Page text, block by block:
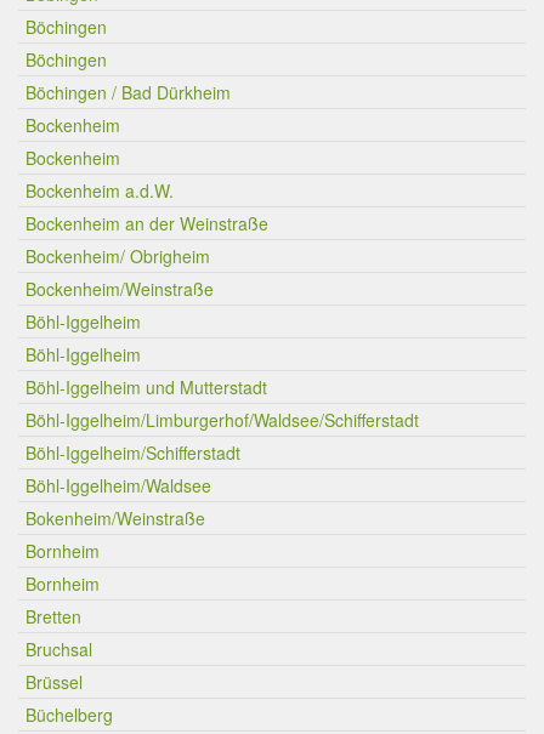
Böchingen
Böchingen
Böchingen / Bad Dürkheim
Bockenheim
Bockenheim
Bockenheim a.d.W.
Bockenheim an der Weinstraße
Bockenheim/ Obrigheim
Bockenheim/Weinstraße
Böhl-Iggelheim
Böhl-Iggelheim
Böhl-Iggelheim und Mutterstadt
Böhl-Iggelheim/Limburgerhof/Waldsee/Schifferstadt
Böhl-Iggelheim/Schifferstadt
Böhl-Iggelheim/Waldsee
Bokenheim/Weinstraße
Bornheim
Bornheim
Bretten
Bruchsal
Brüssel
Büchelberg